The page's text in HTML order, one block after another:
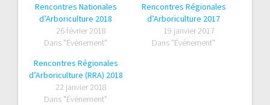
Rencontres Nationales
d’Arboriculture 2018
26 février 2018
Dans "Événement"
Rencontres Régionales
d’Arboriculture 2017
19 janvier 2017
Dans "Événement"
Rencontres Régionales
d’Arboriculture (RRA) 2018
22 janvier 2018
Dans "Événement"